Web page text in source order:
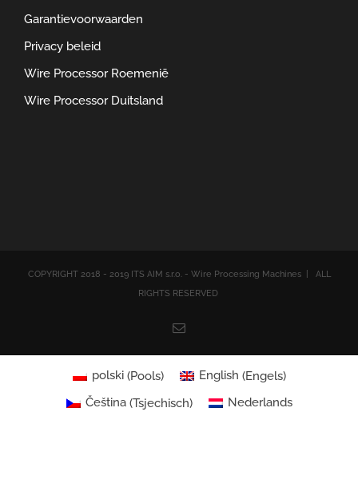
Garantievoorwaarden
Privacy beleid
Wire Processor Roemenië
Wire Processor Duitsland
COPYRIGHT 2018 - 2019 ITS AIM s.r.o. - Wire Processing Machines | ALL
RIGHTS RESERVED
Email
polski(Pools) English (Engels)
Čeština(Tsjechisch) Nederlands